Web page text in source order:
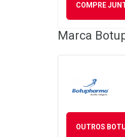
COMPRE
Marca
OUTROS